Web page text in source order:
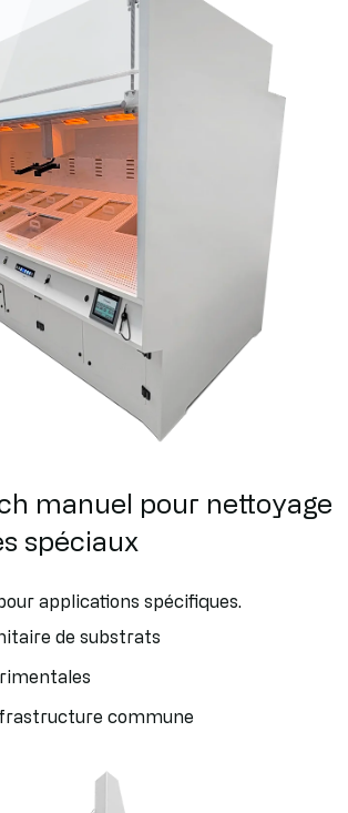
manuel pour nettoyage
spéciaux
applications spécifiques.
de substrats
commune